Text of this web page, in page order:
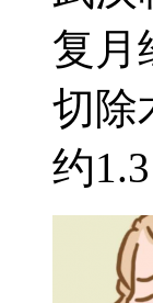
复月
切除
约